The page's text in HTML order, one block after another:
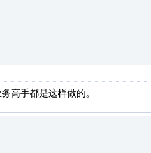
高手都是这样做的。